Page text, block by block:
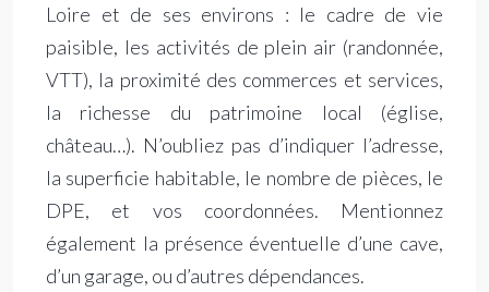
Loire et de ses environs : le cadre de vie
paisible, les activités de plein air (randonnée,
VTT), la proximité des commerces et services,
la richesse du patrimoine local (église,
château…). N’oubliez pas d’indiquer l’adresse,
la superficie habitable, le nombre de pièces, le
DPE, et vos coordonnées. Mentionnez
également la présence éventuelle d’une cave,
d’un garage, ou d’autres dépendances.